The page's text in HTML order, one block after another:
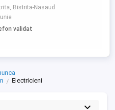
la prețuri corecte, în Bistrița și
învecinate. Servicii oferite:
tablou electric (siguranțe
Montaj prize, întrerupătoare,
Bistrita-Nasaud
validat
Electricieni